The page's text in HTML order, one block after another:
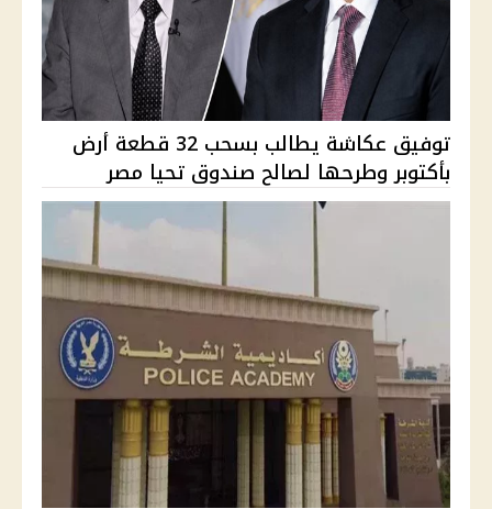
توفيق عكاشة يطالب بسحب 32 قطعة أرض
بأكتوبر وطرحها لصالح صندوق تحيا مصر